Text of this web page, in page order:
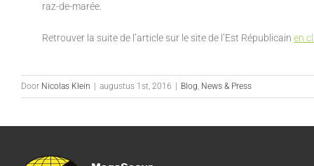
raz-de-marée.
Retrouver la suite de l’article sur le site de l’Est Républicain en
Door Nicolas Klein augustus 1st, 2016 Blog, News & Press